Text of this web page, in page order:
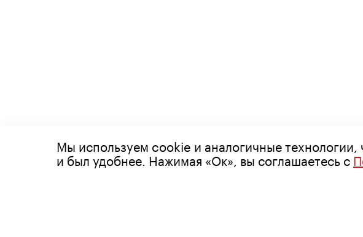
© 2026 Все права защищены
Мы используем cookie и аналогичные
и был удобнее. Нажимая «Ок», вы соглашаетесь с